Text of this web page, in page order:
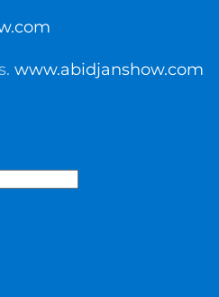
www.abidjanshow.com